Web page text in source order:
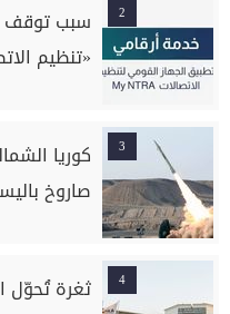
2
سبب توقف
«تنظيم
3
كوريا
صاروخ
4
ثغرة